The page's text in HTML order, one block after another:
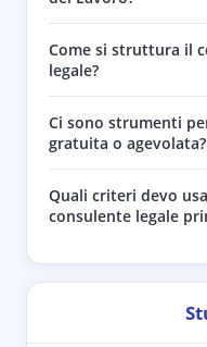
Come si struttura il
legale?
Ci sono strumenti
gratuita o agevolata?
Quali criteri devo
consulente legale